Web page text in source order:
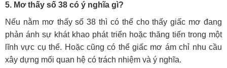
5. Mơ thấy số 38 có ý nghĩa gì?
Nếu nằm mơ thấy số 38 thì có thể cho thấy giấc mơ đang
phản ánh sự khát khao phát triển hoặc thăng tiến trong một
lĩnh vực cụ thể. Hoặc cũng có thể giấc mơ ám chỉ nhu cầu
xây dựng mối quan hệ có trách nhiệm và ý nghĩa.